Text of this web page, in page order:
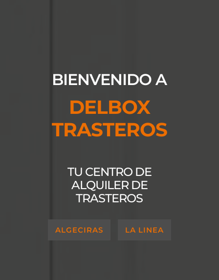
BIENVENIDO A
DELBOX
TRASTEROS
TU CENTRO DE
ALQUILER DE
TRASTEROS
ALGECIRAS LA LINEA